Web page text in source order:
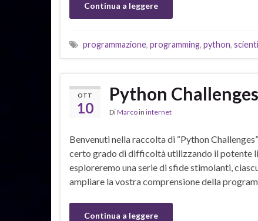
Continua a leggere
programmazione, programming, python,
OTT
10
Python
DiMarcoin internet
Benvenuti nella raccolta di “Python
certo grado di difficoltà utilizzando il potente
esploreremo una serie di sfide stimolanti,
ampliare la vostra comprensione della
Continua a leggere